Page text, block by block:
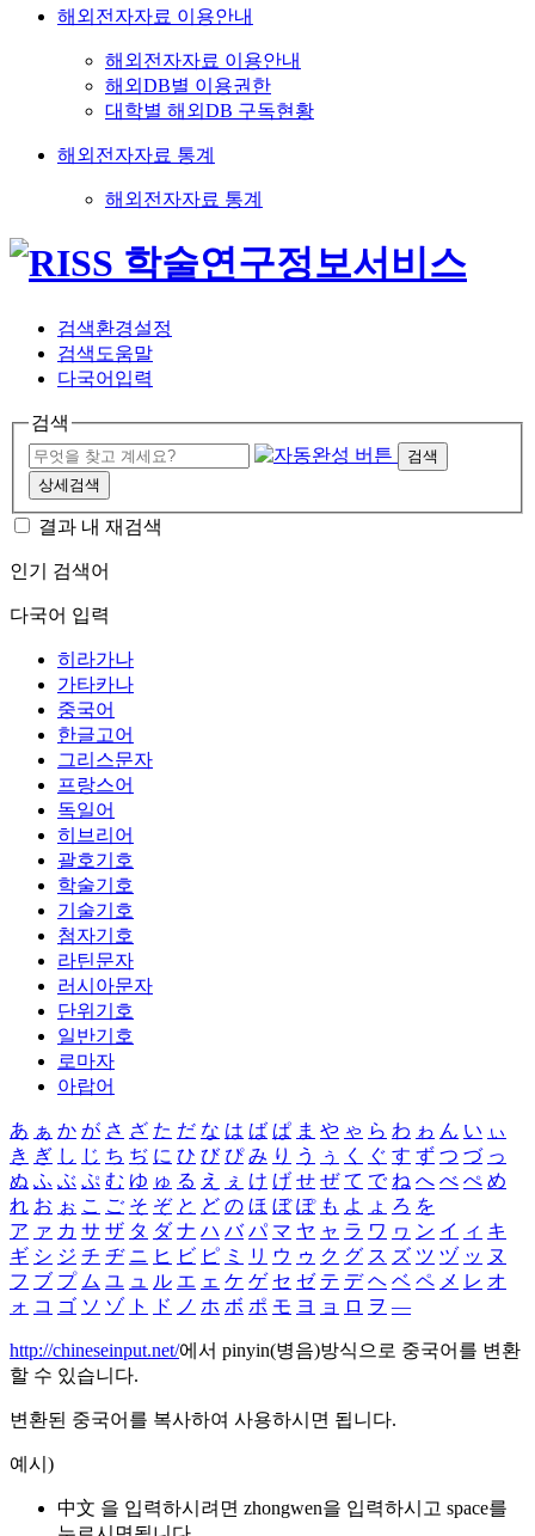
해외전자자료 이용안내
해외전자자료 이용안내
해외DB별 이용권한
대학별 해외DB 구독현황
해외전자자료 통계
해외전자자료 통계
검색환경설정
검색도움말
다국어입력
검색
검색
상세검색
결과 내 재검색
인기 검색어
다국어 입력
히라가나
가타카나
중국어
한글고어
그리스문자
프랑스어
독일어
히브리어
괄호기호
학술기호
기술기호
첨자기호
라틴문자
러시아문자
단위기호
일반기호
로마자
아랍어
あ ぁ か が さ ざ た だ な は ば ぱ ま や ゃ ら わ ゎ ん い ぃ
き ぎ し じ ち ぢ に ひ び ぴ み り う ぅ く ぐ す ず つ づ っ
ぬ ふ ぶ ぷ む ゆ ゅ る え ぇ け げ せ ぜ て で ね へ べ ぺ め
れ お ぉ こ ご そ ぞ と ど の ほ ぼ ぽ も よ ょ ろ を
ア ァ カ サ ザ タ ダ ナ ハ バ パ マ ヤ ャ ラ ワ ヮ ン イ ィ キ
ギ シ ジ チ ヂ ニ ヒ ビ ピ ミ リ ウ ゥ ク グ ス ズ ツ ヅ ッ ヌ
フ ブ プ ム ユ ュ ル エ ェ ケ ゲ セ ゼ テ デ ヘ ベ ペ メ レ オ
ォ コ ゴ ソ ゾ ト ド ノ ホ ボ ポ モ ヨ ョ ロ ヲ ―
http://chineseinput.net/에서 pinyin(병음)방식으로 중국어를 변환
할 수 있습니다.
변환된 중국어를 복사하여 사용하시면 됩니다.
예시)
中文 을 입력하시려면 zhongwen을 입력하시고 space를